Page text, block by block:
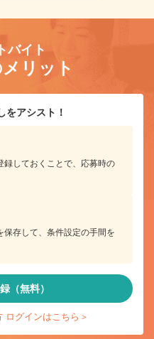
バイト
リット
をアシスト！
録しておくことで、応募時の
保存して、条件設定の手間を
（無料）
ログインはこちら＞